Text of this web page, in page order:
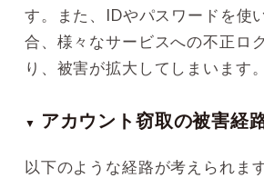
す。また、IDやパスワードを使
合、様々なサービスへの不正ロ
り、被害が拡大してしまいます。
▼ アカウント窃取の被害経
以下のような経路が考えられます